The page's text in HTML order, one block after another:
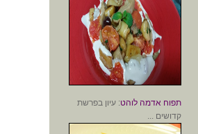
תפוח אדמה לוהט: עיון בפרשת
קדושים ...